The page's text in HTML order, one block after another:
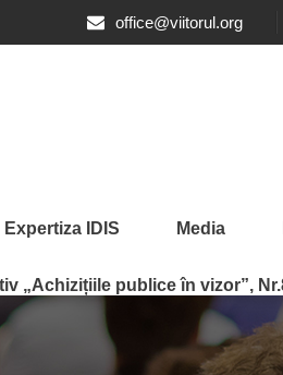
office@viitorul.org
Expertiza IDIS Media
„Achizițiile publice în vizor”,